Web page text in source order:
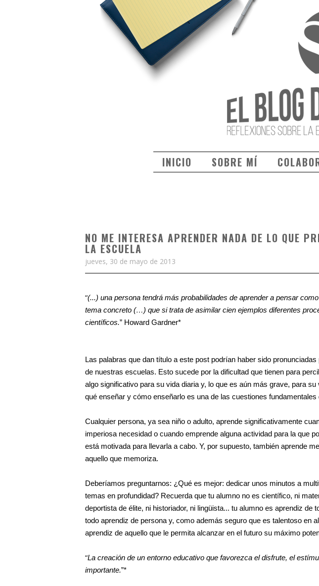
INICIO SOBRE MÍ
NO ME INTERESA APRENDER NADA DE LO QUE
LA ESCUELA
jueves, 30 de mayo de 2013
“(...) una persona tendrá más probabilidades de aprender a pensar
tema concreto (…) que si trata de asimilar cien ejemplos diferentes
científicos.” Howard Gardner*
Las palabras que dan título a este post podrían haber sido
de nuestras escuelas. Esto sucede por la dificultad que tienen para
algo significativo para su vida diaria y, lo que es aún más grave, para
qué enseñar y cómo enseñarlo es una de las cuestiones fundamentales
Cualquier persona, ya sea niño o adulto, aprende significativamente
imperiosa necesidad o cuando emprende alguna actividad para la que
está motivada para llevarla a cabo. Y, por supuesto, también aprende
aquello que memoriza.
Deberíamos preguntarnos: ¿Qué es mejor: dedicar unos minutos a
temas en profundidad? Recuerda que tu alumno no es científico, ni
deportista de élite, ni historiador, ni lingüista... tu alumno es aprendiz de
todo aprendiz de persona y, como además seguro que es talentoso en
aprendiz de aquello que le permita alcanzar en el futuro su máximo
“La creación de un entorno educativo que favorezca el disfrute, el
importante.”*